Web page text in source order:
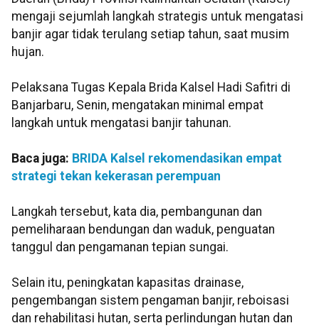
mengaji sejumlah langkah strategis untuk mengatasi
banjir agar tidak terulang setiap tahun, saat musim
hujan.
Pelaksana Tugas Kepala Brida Kalsel Hadi Safitri di
Banjarbaru, Senin, mengatakan minimal empat
langkah untuk mengatasi banjir tahunan.
Baca juga: BRIDA Kalsel rekomendasikan empat
strategi tekan kekerasan perempuan
Langkah tersebut, kata dia, pembangunan dan
pemeliharaan bendungan dan waduk, penguatan
tanggul dan pengamanan tepian sungai.
Selain itu, peningkatan kapasitas drainase,
pengembangan sistem pengaman banjir, reboisasi
dan rehabilitasi hutan, serta perlindungan hutan dan